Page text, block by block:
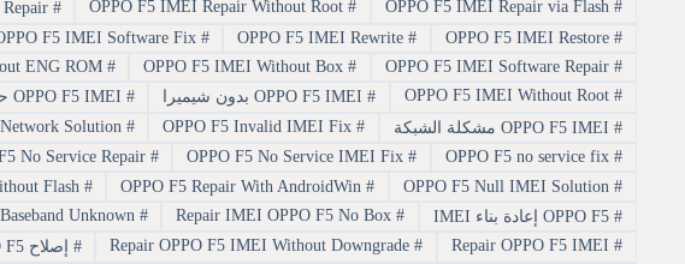
#
OPPO F5 IMEI Repair via Flash
#
OPPO F5 IMEI Repair Without Root
# OPPO F5 IMEI Repair بدون فتح الهاتف
#
OPPO F5 IMEI Restore
#
OPPO F5 IMEI Rewrite
#
OPPO F5 IMEI Software Fix
#
OPPO F5 IMEI Software Repair
#
OPPO F5 IMEI Without Box
#
OPPO F5 IMEI Without ENG ROM
#
OPPO F5 IMEI Without Root
#OPPO F5 IMEI بدون شيميرا #
#OPPO F5 IMEI مشكلة الشبكة #
OPPO F5 Invalid IMEI Fix
#
#
OPPO F5 no service fix
#
OPPO F5 No Service IMEI Fix
#
OPPO F5 No Service Repair
#
OPPO F5 Null IMEI Solution
#
OPPO F5 Repair With AndroidWin
#
#OPPO F5 إعادة بناء IMEI #
Repair IMEI OPPO F5 No Box
#
#
Repair OPPO F5 IMEI
#
Repair OPPO F5 IMEI Without Downgrade
# إصلاح IMEI OPPO F5